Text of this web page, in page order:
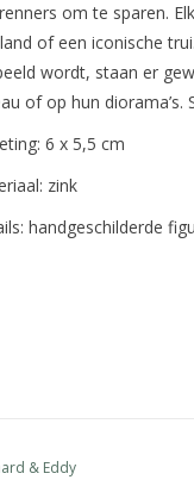
om te sparen.
of een iconische
wordt, staan ​​er
of op hun diorama’s.
6 x 5,5 cm
zink
handgeschilderde
& Eddy